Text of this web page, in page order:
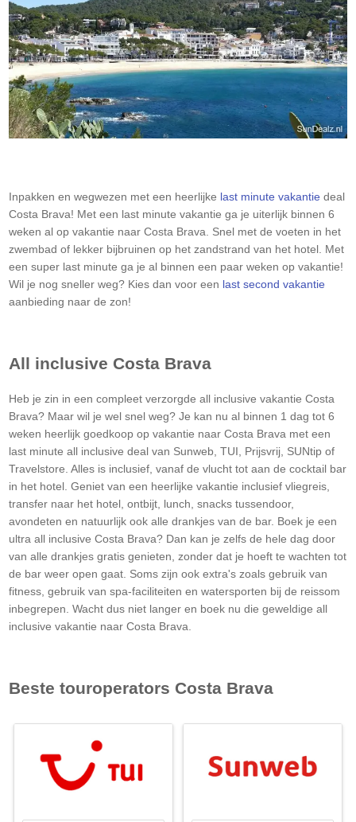
Inpakken en wegwezen met een heerlijke last minute vakantie deal
Costa Brava! Met een last minute vakantie ga je uiterlijk binnen 6
weken al op vakantie naar Costa Brava . Snel met de voeten in het
zwembad of lekker bijbruinen op het zandstrand van het hotel. Met
een super last minute ga je al binnen een paar weken op vakantie!
Wil je nog sneller weg? Kies dan voor een last second vakantie
aanbieding naar de zon!
All inclusive Costa Brava
Heb je zin in een compleet verzorgde all inclusive vakantie Costa
Brava? Maar wil je wel snel weg? Je kan nu al binnen 1 dag tot 6
weken heerlijk goedkoop op vakantie naar Costa Brava met een
last minute all inclusive deal van Sunweb, TUI, Prijsvrij, SUNtip of
Travelstore. Alles is inclusief, vanaf de vlucht tot aan de cocktail bar
in het hotel. Geniet van een heerlijke vakantie inclusief vliegreis,
transfer naar het hotel, ontbijt, lunch, snacks tussendoor,
avondeten en natuurlijk ook alle drankjes van de bar. Boek je een
ultra all inclusive Costa Brava? Dan kan je zelfs de hele dag door
van alle drankjes gratis genieten, zonder dat je hoeft te wachten tot
de bar weer open gaat. Soms zijn ook extra's zoals gebruik van
fitness, gebruik van spa-faciliteiten en watersporten bij de reissom
inbegrepen. Wacht dus niet langer en boek nu die geweldige all
inclusive vakantie naar Costa Brava
Beste touroperators Costa Brava